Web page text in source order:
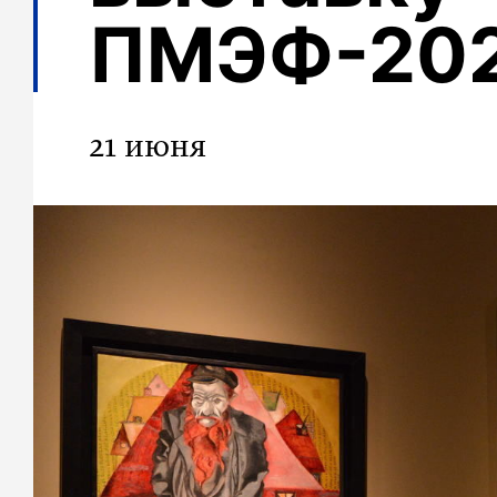
ПМЭФ-
21 июня